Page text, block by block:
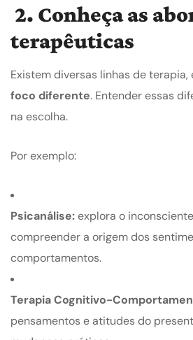
2. Conheça as
terapêuticas
Existem diversas linhas de terapia,
foco diferente. Entender essas
na escolha.
Por exemplo:
Psicanálise:explora o
compreender a origem dos
comportamentos.
Terapia Cognitivo-
pensamentos e atitudes do